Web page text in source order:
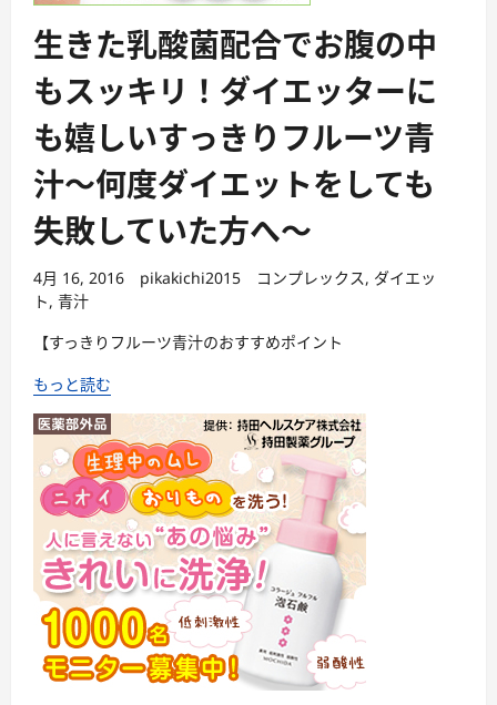
生きた乳酸菌配合でお腹の中
もスッキリ！ダイエッターに
も嬉しいすっきりフルーツ青
汁〜何度ダイエットをしても
失敗していた方へ〜
4月 16, 2016 pikakichi2015 コンプレックス, ダイエッ
ト, 青汁
【すっきりフルーツ青汁のおすすめポイント
もっと読む